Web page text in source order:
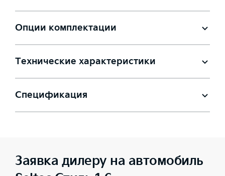
Опции комплектации
Технические характеристики
Спецификация
Заявка дилеру на автомобиль